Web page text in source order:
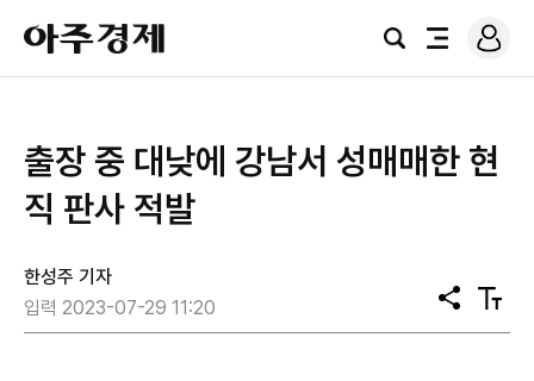
아
주
경
검
전
로
그
출장 중 대낮에 강남서 성매매한 현
직 판사 적발
한성주 기자
입력 2023-07-29 11:20
공
유
텍
스